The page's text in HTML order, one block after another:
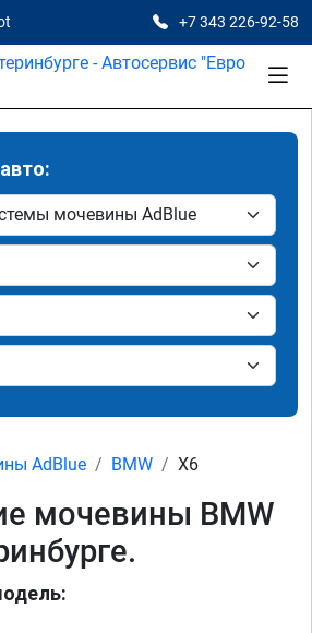
+7 343 226-92-58
AdBlue BMW X6
мочевины BMW